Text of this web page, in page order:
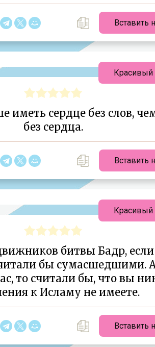
Вставить
иметь сердце без слов,
без сердца.
Вставить
битвы Бадр,
бы сумасшедшими.
то считали бы, что вы
к Исламу не имеете.
Вставить